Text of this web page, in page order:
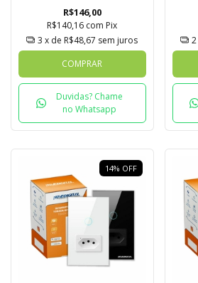
com Tomada
R$146,00
R$140,16 com Pix
3 x de R$48,67 sem juros
COMPRAR
Duvidas? Chame
no Whatsapp
2
14% OFF